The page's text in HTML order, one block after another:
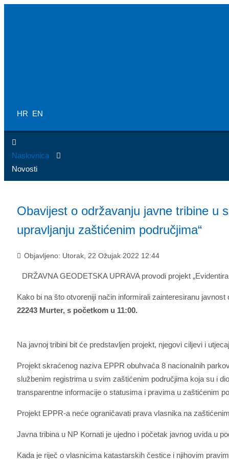
HR EN
Naslovnica
Novosti
Obavijest o održavanju javne tribine u
upravljanju zaštićenim područjima“
Objavljeno: Utorak, 22 Ožujak 2022 12:44
DRŽAVNA GEODETSKA UPRAVA provodi projekt
Kako bi na što otvoreniji način informirali zainteresiranu
22243 Murter, s početkom u 11:00.
Na javnoj tribini bit će predstavljen projekt, njegovi ciljevi i
Projekt skraćenog naziva EPPR obuhvaća 8 nacionalnih
službenim registrima u svim zaštićenim područjima koja su i
transparentne informacije o statusima i pravima u zaštićenim
Projekt EPPR-a neće ograničavati prava vlasnika na
Javna tribina u NP Kornati je ujedno i početak javnog uvida u
Kada je riječ o vlasnicima katastarskih čestice i njihovim